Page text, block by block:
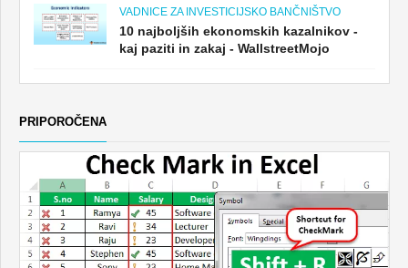
VADNICE ZA INVESTICIJSKO BANČNIŠTVO
10 najboljših ekonomskih kazalnikov -
kaj paziti in zakaj - WallstreetMojo
PRIPOROČENA